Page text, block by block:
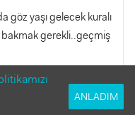
göz yaşı gelecek kuralı
bakmak gerekli..geçmiş
YANITLA
ANLADIM